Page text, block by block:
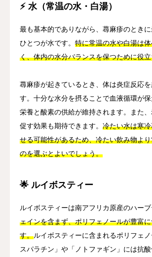
⚡ 水（常温の水・白湯）
最も基本的でありながら、蕁麻疹のとき
ひとつが水です。 特に常温の水や白湯は
く、体内の水分バランスを保つために役
蕁麻疹が起きているとき、体は炎症反応
す。十分な水分を摂ることで血液循環が
栄養と酸素の供給が維持されます。また
促す効果も期待できます。 冷たい水は寒
せる可能性があるため、冷たい飲み物よ
のを選ぶとよいでしょう。
🌟 ルイボスティー
ルイボスティーは南アフリカ原産のハーブ
ェインを含まず、ポリフェノールが豊富
す。ルイボスティーに含まれるポリフェ
スパラチン」や「ノトファギン」には抗